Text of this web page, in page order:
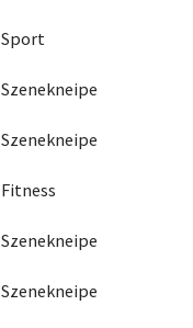
Sport
Szenekneipe
Szenekneipe
Fitness
Szenekneipe
Szenekneipe